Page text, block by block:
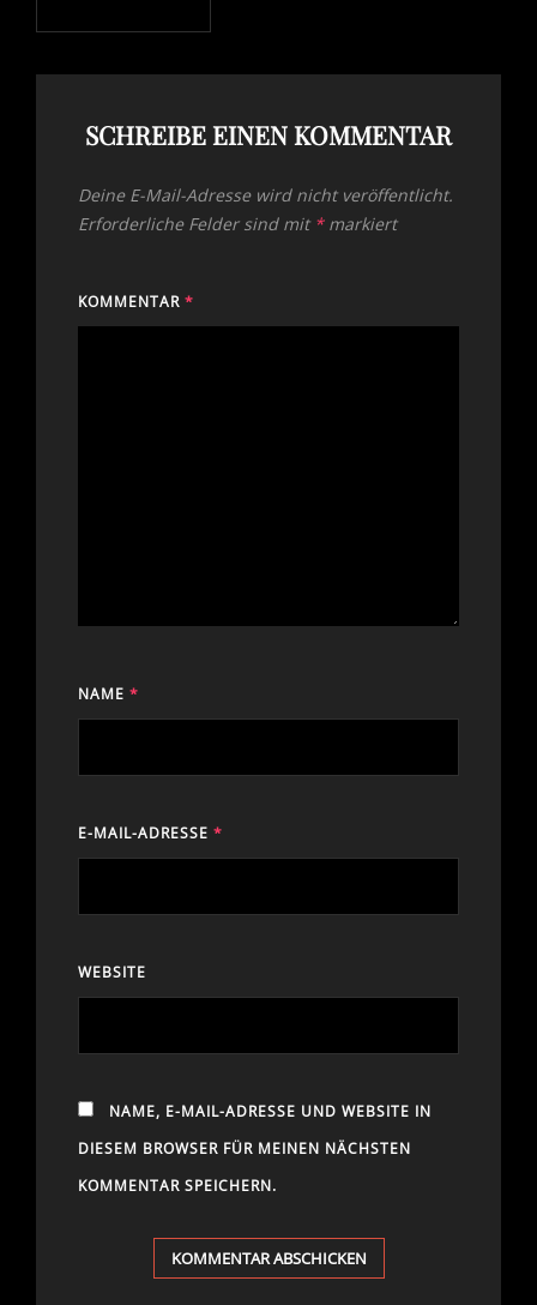
SCHREIBE EINEN KOMMENTAR
Deine E-Mail-Adresse wird nicht veröffentlicht.
Erforderliche Felder sind mit *markiert
KOMMENTAR *
NAME *
E-MAIL-ADRESSE *
WEBSITE
NAME, E-MAIL-ADRESSE UND WEBSITE IN
DIESEM BROWSER FÜR MEINEN NÄCHSTEN
KOMMENTAR SPEICHERN.